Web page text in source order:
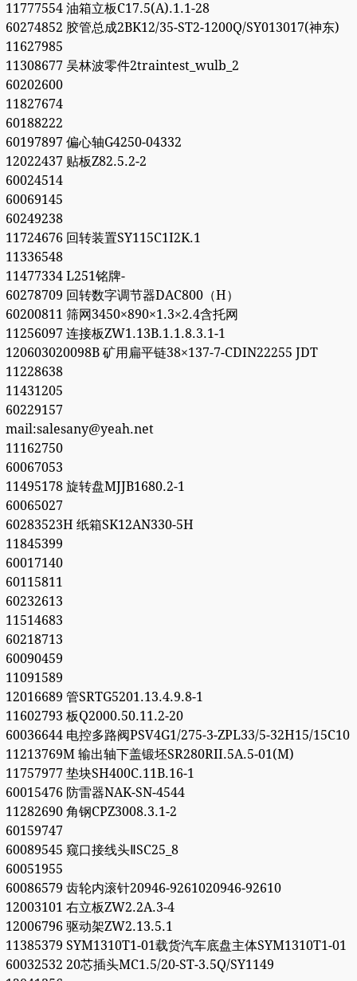
11777554 油箱立板C17.5(A).1.1-28
60274852 胶管总成2BK12/35-ST2-1200Q/SY013017(神东)
11627985
11308677 吴林波零件2traintest_wulb_2
60202600
11827674
60188222
60197897 偏心轴G4250-04332
12022437 贴板Z82.5.2-2
60024514
60069145
60249238
11724676 回转装置SY115C1I2K.1
11336548
11477334 L251铭牌-
60278709 回转数字调节器DAC800（H）
60200811 筛网3450×890×1.3×2.4含托网
11256097 连接板ZW1.13B.1.1.8.3.1-1
120603020098B 矿用扁平链38×137-7-CDIN22255 JDT
11228638
11431205
60229157
mail:salesany@yeah.net
11162750
60067053
11495178 旋转盘MJJB1680.2-1
60065027
60283523H 纸箱SK12AN330-5H
11845399
60017140
60115811
60232613
11514683
60218713
60090459
11091589
12016689 管SRTG5201.13.4.9.8-1
11602793 板Q2000.50.11.2-20
60036644 电控多路阀PSV4G1/275-3-ZPL33/5-32H15/15C10
11213769M 输出轴下盖锻坯SR280RII.5A.5-01(M)
11757977 垫块SH400C.11B.16-1
60015476 防雷器NAK-SN-4544
11282690 角钢CPZ3008.3.1-2
60159747
60089545 窥口接线头ⅡSC25_8
60051955
60086579 齿轮内滚针20946-9261020946-92610
12003101 右立板ZW2.2A.3-4
12006796 驱动架ZW2.13.5.1
11385379 SYM1310T1-01载货汽车底盘主体SYM1310T1-01
60032532 20芯插头MC1.5/20-ST-3.5Q/SY1149